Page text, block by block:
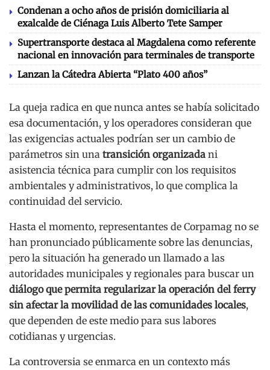
Condenan a ocho años de prisión domiciliaria al
exalcalde de Ciénaga Luis Alberto Tete Samper
Supertransporte destaca al Magdalena como referente
nacional en innovación para terminales de transporte
Lanzan la Cátedra Abierta “Plato 400 años”
La queja radica en que nunca antes se había solicitado
esa documentación, y los operadores consideran que
las exigencias actuales podrían ser un cambio de
parámetros sin una transición organizada ni
asistencia técnica para cumplir con los requisitos
ambientales y administrativos, lo que complica la
continuidad del servicio.
Hasta el momento, representantes de Corpamag no se
han pronunciado públicamente sobre las denuncias,
pero la situación ha generado un llamado a las
autoridades municipales y regionales para buscar un
diálogo que permita regularizar la operación del ferry
sin afectar la movilidad de las comunidades locales,
que dependen de este medio para sus labores
cotidianas y urgencias.
La controversia se enmarca en un contexto más